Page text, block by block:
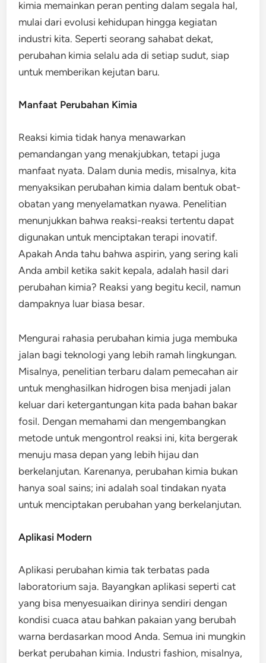
kimia memainkan peran penting dalam segala hal,
mulai dari evolusi kehidupan hingga kegiatan
industri kita. Seperti seorang sahabat dekat,
perubahan kimia selalu ada di setiap sudut, siap
untuk memberikan kejutan baru.
Manfaat Perubahan Kimia
Reaksi kimia tidak hanya menawarkan
pemandangan yang menakjubkan, tetapi juga
manfaat nyata. Dalam dunia medis, misalnya, kita
menyaksikan perubahan kimia dalam bentuk obat-
obatan yang menyelamatkan nyawa. Penelitian
menunjukkan bahwa reaksi-reaksi tertentu dapat
digunakan untuk menciptakan terapi inovatif.
Apakah Anda tahu bahwa aspirin, yang sering kali
Anda ambil ketika sakit kepala, adalah hasil dari
perubahan kimia? Reaksi yang begitu kecil, namun
dampaknya luar biasa besar.
Mengurai rahasia perubahan kimia juga membuka
jalan bagi teknologi yang lebih ramah lingkungan.
Misalnya, penelitian terbaru dalam pemecahan air
untuk menghasilkan hidrogen bisa menjadi jalan
keluar dari ketergantungan kita pada bahan bakar
fosil. Dengan memahami dan mengembangkan
metode untuk mengontrol reaksi ini, kita bergerak
menuju masa depan yang lebih hijau dan
berkelanjutan. Karenanya, perubahan kimia bukan
hanya soal sains; ini adalah soal tindakan nyata
untuk menciptakan perubahan yang berkelanjutan.
Aplikasi Modern
Aplikasi perubahan kimia tak terbatas pada
laboratorium saja. Bayangkan aplikasi seperti cat
yang bisa menyesuaikan dirinya sendiri dengan
kondisi cuaca atau bahkan pakaian yang berubah
warna berdasarkan mood Anda. Semua ini mungkin
berkat perubahan kimia. Industri fashion, misalnya,